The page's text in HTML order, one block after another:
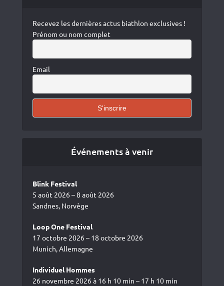
Recevez les dernières actus biathlon exclusives !
Prénom ou nom complet
Email
Événements à venir
Blink Festival
5 août 2026 – 8 août 2026
Sandnes, Norvège
Loop One Festival
17 octobre 2026 – 18 octobre 2026
Munich, Allemagne
Individuel Hommes
26 novembre 2026 à 16 h 10 min – 17 h 10 min